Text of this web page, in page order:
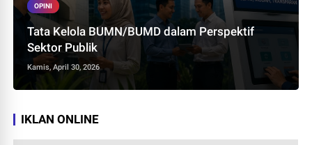
OPINI
Tata Kelola BUMN/BUMD dalam Perspektif
Sektor Publik
Kamis, April 30, 2026
IKLAN ONLINE